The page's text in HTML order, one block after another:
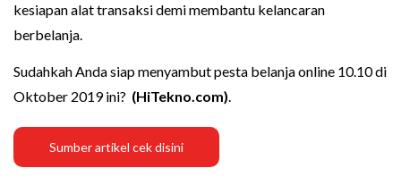
kesiapan alat transaksi demi membantu kelancaran
berbelanja.
Sudahkah Anda siap menyambut pesta belanja online 10.10 di
Oktober 2019 ini? (HiTekno.com).
Sumber artikel cek disini